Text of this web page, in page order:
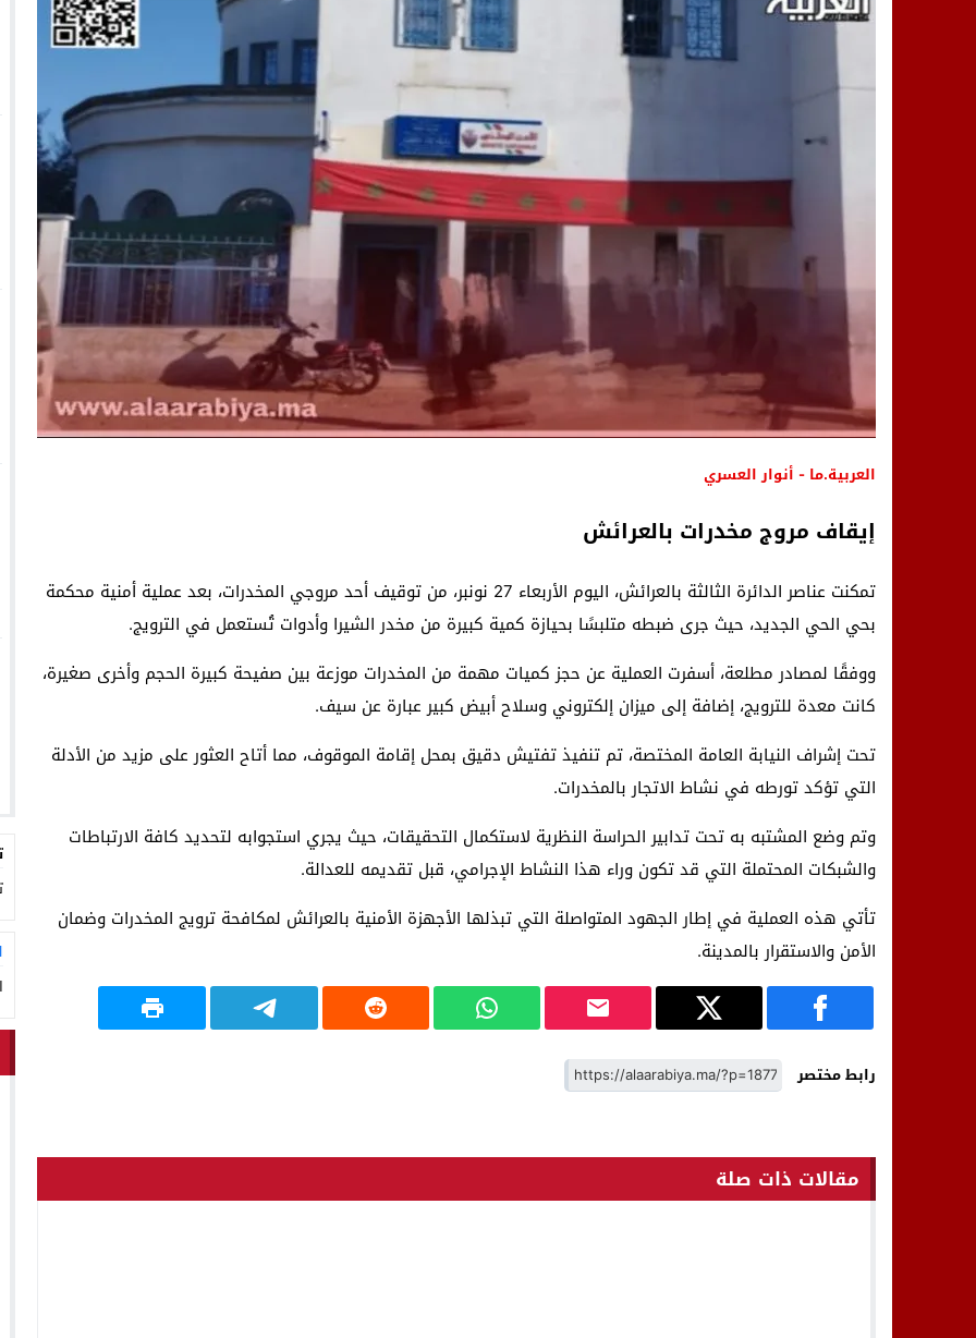
“العربية.ما” تنشر أخبار تيفلت وأصداء الأحداث فيها بصيغة أخرى
الجيش الملكي ينتفض ضد تعيين “ندالا”
18:23 طاطا: “اعتداء” على حقوقي يشعل غضب الجمعيات وملف “ماء القصبة” يفجّر الأوضاع
عقول الغد تصنع المستقبل: مسابقة “Robot Innov” بمراكش تؤسس لجيل الابتكار والتكنولوجيا
العربية.ما - أنوار العسري
إيقاف مروج مخدرات بالعرائش
تمكنت عناصر الدائرة الثالثة بالعرائش، اليوم الأربعاء 27 نونبر، من توقيف أحد مروجي المخدرات، بعد عملية أمنية محكمة
بحي الحي الجديد، حيث جرى ضبطه متلبسًا بحيازة كمية كبيرة من مخدر الشيرا وأدوات تُستعمل في الترويج.
ووفقًا لمصادر مطلعة، أسفرت العملية عن حجز كميات مهمة من المخدرات موزعة بين صفيحة كبيرة الحجم وأخرى صغيرة،
كانت معدة للترويج، إضافة إلى ميزان إلكتروني وسلاح أبيض كبير عبارة عن سيف.
تحت إشراف النيابة العامة المختصة، تم تنفيذ تفتيش دقيق بمحل إقامة الموقوف، مما أتاح العثور على مزيد من الأدلة
التي تؤكد تورطه في نشاط الاتجار بالمخدرات.
وتم وضع المشتبه به تحت تدابير الحراسة النظرية لاستكمال التحقيقات، حيث يجري استجوابه لتحديد كافة الارتباطات
والشبكات المحتملة التي قد تكون وراء هذا النشاط الإجرامي، قبل تقديمه للعدالة.
تأتي هذه العملية في إطار الجهود المتواصلة التي تبذلها الأجهزة الأمنية بالعرائش لمكافحة ترويج المخدرات وضمان
الأمن والاستقرار بالمدينة.
رابط مختصر
مقالات ذات صلة